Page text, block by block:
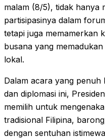
malam (8/5), tidak hanya
partisipasinya dalam
tetapi juga memamerkan
busana yang
lokal.
Dalam acara yang penuh
dan diplomasi ini,
memilih untuk
tradisional Filipina,
dengan sentuhan